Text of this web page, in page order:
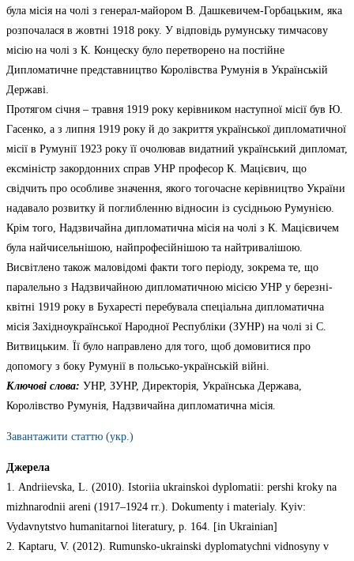
була місія на чолі з генерал-майором В. Дашкевичем-Горбацьким, яка
розпочалася в жовтні 1918 року. У відповідь румунську тимчасову
місію на чолі з К. Концеску було перетворено на постійне
Дипломатичне представництво Королівства Румунія в Українській
Державі.
Протягом січня – травня 1919 року керівником наступної місії був Ю.
Гасенко, а з липня 1919 року й до закриття української дипломатичної
місії в Румунії 1923 року її очолював видатний український дипломат,
ексміністр закордонних справ УНР професор К. Мацієвич, що
свідчить про особливе значення, якого тогочасне керівництво України
надавало розвитку й поглибленню відносин із сусідньою Румунією.
Крім того, Надзвичайна дипломатична місія на чолі з К. Мацієвичем
була найчисельнішою, найпрофесійнішою та найтривалішою.
Висвітлено також маловідомі факти того періоду, зокрема те, що
паралельно з Надзвичайною дипломатичною місією УНР у березні-
квітні 1919 року в Бухаресті перебувала спеціальна дипломатична
місія Західноукраїнської Народної Республіки (ЗУНР) на чолі зі С.
Витвицьким. Її було направлено для того, щоб домовитися про
допомогу з боку Румунії в польсько-українській війні.
Ключові слова: УНР, ЗУНР, Директорія, Українська Держава,
Королівство Румунія, Надзвичайна дипломатична місія.
Завантажити статтю (укр.)
Джерела
1. Andriievska, L. (2010). Istoriia ukrainskoi dyplomatii: pershi kroky na
mizhnarodnii areni (1917–1924 rr.). Dokumenty i materialy. Kyiv:
Vydavnytstvo humanitarnoi literatury, p. 164. [in Ukrainian]
2. Kaptaru, V. (2012). Rumunsko-ukrainski dyplomatychni vidnosyny v